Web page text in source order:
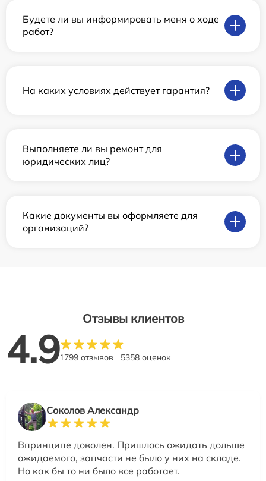
Будете ли вы информировать меня о ходе
работ?
На каких условиях действует гарантия?
Выполняете ли вы ремонт для
юридических лиц?
Какие документы вы оформляете для
организаций?
Отзывы клиентов
4.91799 отзывов 5358 оценок
Соколов Александр
Впринципе доволен. Пришлось ожидать дольше
ожидаемого, запчасти не было у них на складе.
Но как бы то ни было все работает.